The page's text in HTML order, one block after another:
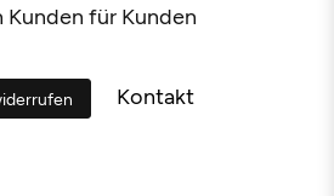
Kunden für Kunden
Kontakt